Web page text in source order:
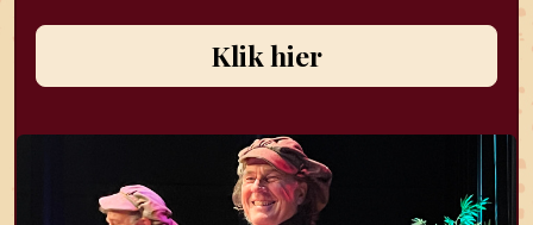
Klik hier